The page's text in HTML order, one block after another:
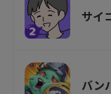
サイ
バン